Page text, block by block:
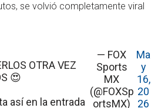
se volvió completamente viral
OTRA VEZ
😍
así en la entrada
— FOX
Sports
MX
(@FOXSp
ortsMX)
Ma
y
16,
20
26